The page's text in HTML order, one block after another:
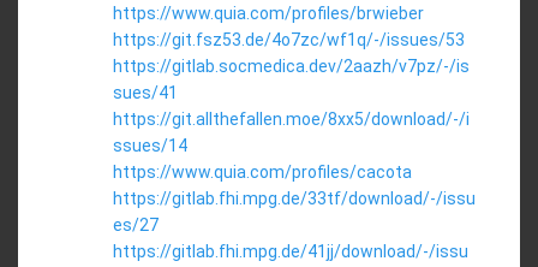
https://www.quia.com/profiles/brwieber
https://git.fsz53.de/4o7zc/wf1q/-/issues/53
https://gitlab.socmedica.dev/2aazh/v7pz/-/is
sues/41
https://git.allthefallen.moe/8xx5/download/-/i
ssues/14
https://www.quia.com/profiles/cacota
https://gitlab.fhi.mpg.de/33tf/download/-/issu
es/27
https://gitlab.fhi.mpg.de/41jj/download/-/issu